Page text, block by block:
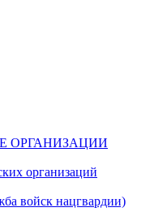
ОРГАНИЗАЦИИ
организаций
войск нацгвардии)